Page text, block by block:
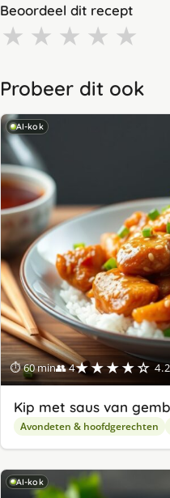
Beoordeel dit recept
★ ★ ★ ★ ★
Probeer dit ook
AI-kok
⏱ 60 min👥 4★★★★☆
Kip met saus van
Avondeten & hoofdgerechten
AI-kok